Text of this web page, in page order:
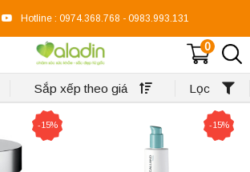
Hotline : 0974.368.768 - 0983.993.131
0
Sắp xếp theo giá Lọc
-15% -15%